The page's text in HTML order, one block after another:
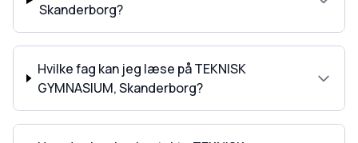
Skanderborg?
Hvilke fag kan jeg læse på TEKNISK
GYMNASIUM, Skanderborg?